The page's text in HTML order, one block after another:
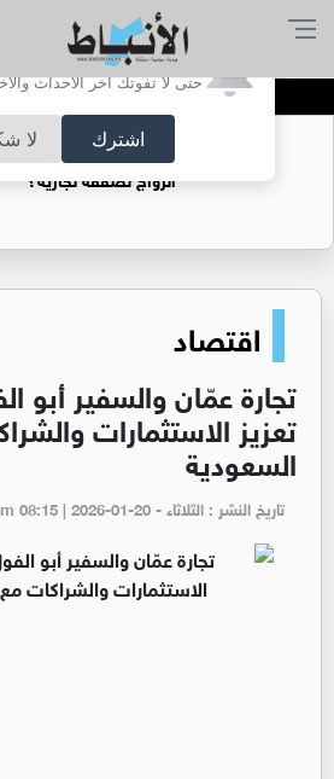
أترغب في تفعيل
حتى لا تفوتك آخر الأحداث
اشترك لا
د. منذر
فتيات يستغللنه
الزواج لصفقة تجارية؟
اقتصاد
تجارة عمّان والسفير أبو
تعزيز الاستثمارات
السعودية
تاريخ النشر : الثلاثاء - pm 08:15 | 2026-01-20